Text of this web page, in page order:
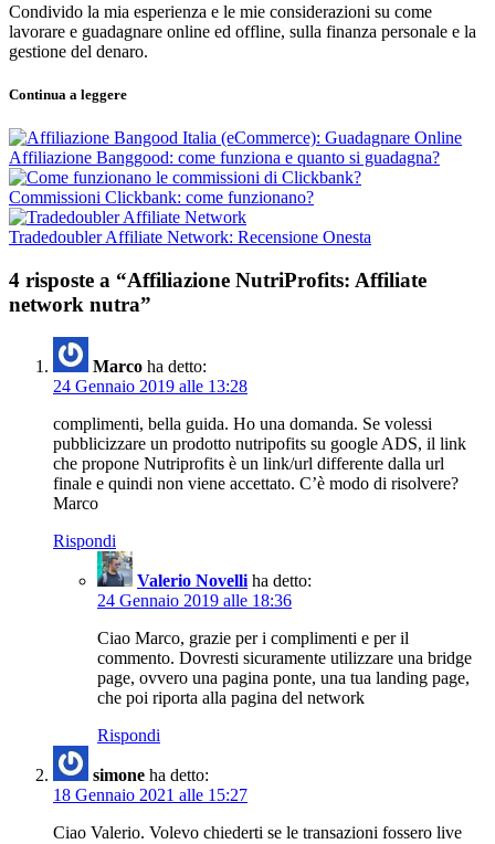
Condivido la mia esperienza e le mie considerazioni su come
lavorare e guadagnare online ed offline, sulla finanza personale e la
gestione del denaro.
Continua a leggere
Affiliazione Banggood: come funziona e quanto si guadagna?
Commissioni Clickbank: come funzionano?
Tradedoubler Affiliate Network: Recensione Onesta
4 risposte a “Affiliazione NutriProfits: Affiliate
network nutra”
Marco ha detto:
24 Gennaio 2019 alle 13:28
complimenti, bella guida. Ho una domanda. Se volessi
pubblicizzare un prodotto nutripofits su google ADS, il link
che propone Nutriprofits è un link/url differente dalla url
finale e quindi non viene accettato. C’è modo di risolvere?
Marco
Rispondi
Valerio Novelli ha detto:
24 Gennaio 2019 alle 18:36
Ciao Marco, grazie per i complimenti e per il
commento. Dovresti sicuramente utilizzare una bridge
page, ovvero una pagina ponte, una tua landing page,
che poi riporta alla pagina del network
Rispondi
simone ha detto:
18 Gennaio 2021 alle 15:27
Ciao Valerio. Volevo chiederti se le transazioni fossero live